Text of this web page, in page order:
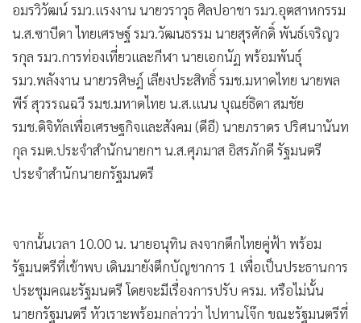
• การเมือง
• ท่องเที่ยว
• กีฬา
• ต่างประเทศ
• Special Scoop
• เศรษฐกิจ-ธุรกิจ
•
ชุมชน-คุณภาพชีวิต
• Motoring
• เกม
• วิทยาศาสตร์
• SMEs
อมรวิวัฒน์ รมว.แรงงาน นายวราวุธ ศิลปอาชา รมว.อุตสาหกรรม
น.ส.ซาบีดา ไทยเศรษฐ์ รมว.วัฒนธรรม นายสุรศักดิ์ พันธ์เจริญว
รกุล รมว.การท่องเที่ยวและกีฬา นายเอกนัฏ พร้อมพันธุ์
รมว.พลังงาน นายวรศิษฎ์ เลียงประสิทธิ์ รมช.มหาดไทย นายพล
พีร์ สุวรรณฉวี รมช.มหาดไทย น.ส.แนน บุณย์ธิดา สมชัย
รมช.ดิจิทัลเพื่อเศรษฐกิจและสังคม (ดีอี) นายภราดร ปริศนานันท
กุล รมต.ประจำสำนักนายกฯ น.ส.ศุภมาส อิสรภักดี รัฐมนตรี
ประจำสำนักนายกรัฐมนตรี
จากนั้นเวลา 10.00 น. นายอนุทิน ลงจากตึกไทยคู่ฟ้า พร้อม
รัฐมนตรีที่เข้าพบ เดินมายังตึกบัญชาการ 1 เพื่อเป็นประธานการ
ประชุมคณะรัฐมนตรี โดยจะมีเรื่องการปรับ ครม. หรือไม่นั้น
นายกรัฐมนตรี หัวเราะพร้อมกล่าวว่า ไปทานโจ๊ก ขณะรัฐมนตรีที่